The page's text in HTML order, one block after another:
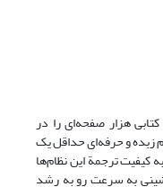
هزار صفحه‌ای را در
زبده و حرفه‌ای حداقل یک
ترجمة این نظام‌ها
به سرعت رو به رشد